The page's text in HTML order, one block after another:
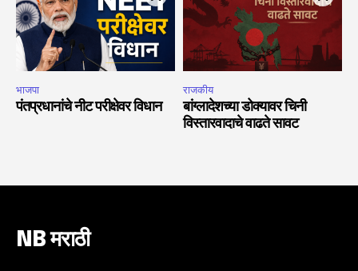
भाजपा
पंतप्रधानांचे नीट परीक्षेवर विधान
राजकीय
बांग्लादेशच्या डोक्यावर चिनी
विस्तारवादाचे वाढते सावट
NB मराठी